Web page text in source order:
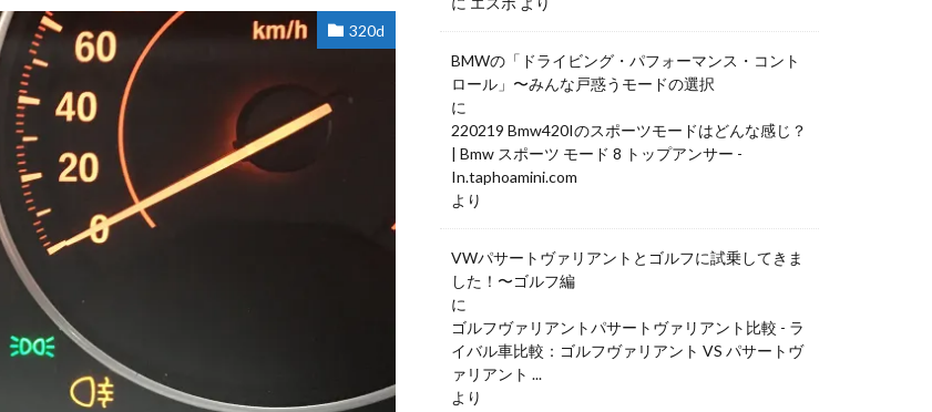
320d
BMWの「ドライビング・パフォーマンス・コント
ロール」〜みんな戸惑うモードの選択
に
220219 Bmw420Iのスポーツモードはどんな感じ？
| Bmw スポーツ モード 8 トップアンサー -
In.taphoamini.com
より
VWパサートヴァリアントとゴルフに試乗してきま
した！〜ゴルフ編
に
ゴルフヴァリアントパサートヴァリアント比較 - ラ
イバル車比較：ゴルフヴァリアント VS パサートヴ
ァリアント ...
より